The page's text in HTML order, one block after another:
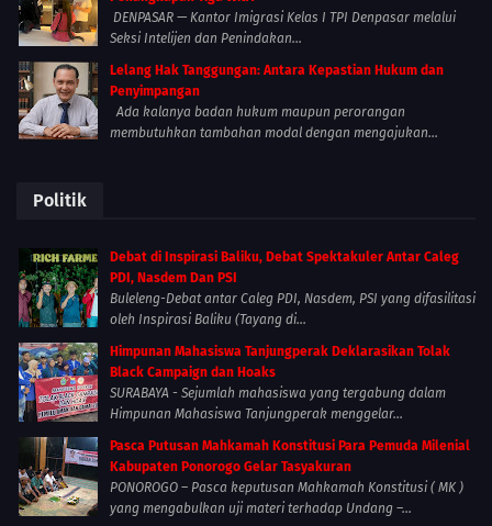
DENPASAR — Kantor Imigrasi Kelas I TPI Denpasar melalui
Seksi Intelijen dan Penindakan...
Lelang Hak Tanggungan: Antara Kepastian Hukum dan
Penyimpangan
Ada kalanya badan hukum maupun perorangan
membutuhkan tambahan modal dengan mengajukan...
Politik
Debat di Inspirasi Baliku, Debat Spektakuler Antar Caleg
PDI, Nasdem Dan PSI
Buleleng-Debat antar Caleg PDI, Nasdem, PSI yang difasilitasi
oleh Inspirasi Baliku (Tayang di...
Himpunan Mahasiswa Tanjungperak Deklarasikan Tolak
Black Campaign dan Hoaks
SURABAYA - Sejumlah mahasiswa yang tergabung dalam
Himpunan Mahasiswa Tanjungperak menggelar...
Pasca Putusan Mahkamah Konstitusi Para Pemuda Milenial
Kabupaten Ponorogo Gelar Tasyakuran
PONOROGO – Pasca keputusan Mahkamah Konstitusi ( MK )
yang mengabulkan uji materi terhadap Undang –...